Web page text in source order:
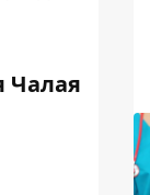
Чалая